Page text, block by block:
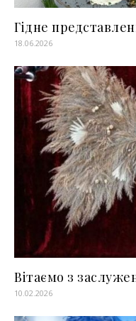
Гідне
18.06.2026
Вітаємо з
10.02.2026